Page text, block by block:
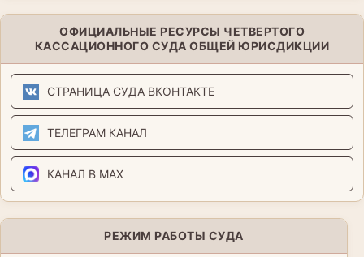
ОФИЦИАЛЬНЫЕ РЕСУРСЫ ЧЕТВЕРТОГО
КАССАЦИОННОГО СУДА ОБЩЕЙ ЮРИСДИКЦИИ
СТРАНИЦА СУДА ВКОНТАКТЕ
ТЕЛЕГРАМ КАНАЛ
КАНАЛ В MAX
РЕЖИМ РАБОТЫ СУДА